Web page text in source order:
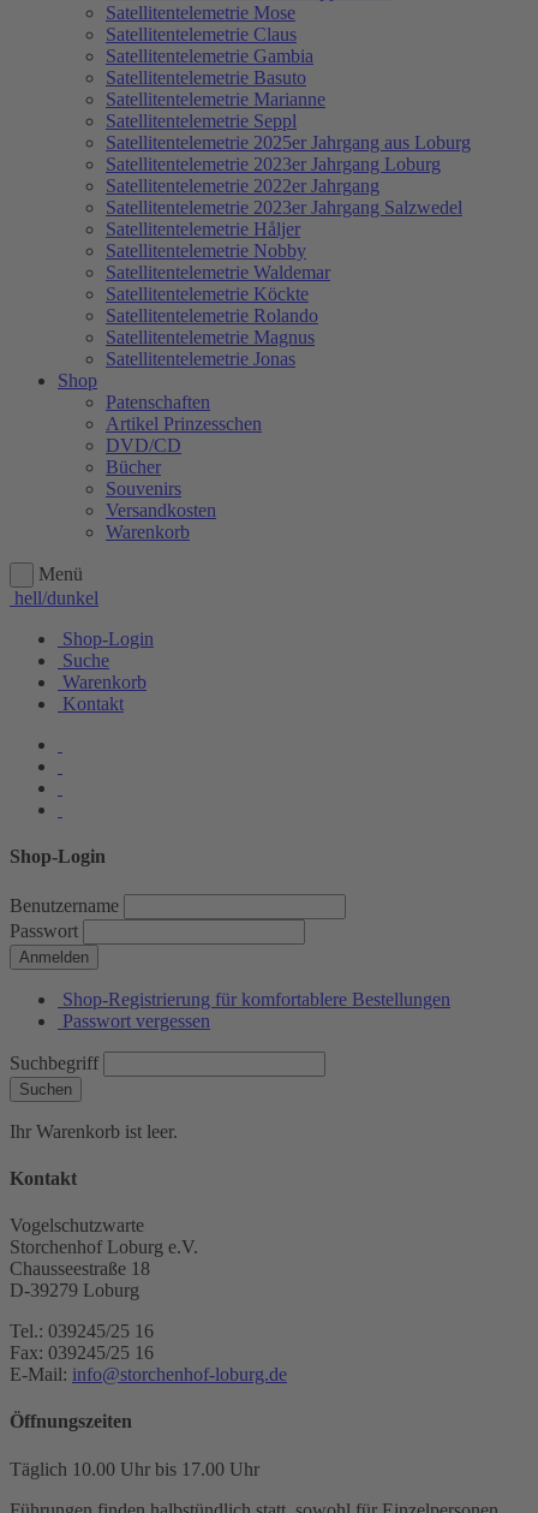
Satellitentelemetrie Mose
Satellitentelemetrie Claus
Satellitentelemetrie Gambia
Satellitentelemetrie Basuto
Satellitentelemetrie Marianne
Satellitentelemetrie Seppl
Satellitentelemetrie 2025er Jahrgang aus Loburg
Satellitentelemetrie 2023er Jahrgang Loburg
Satellitentelemetrie 2022er Jahrgang
Satellitentelemetrie 2023er Jahrgang Salzwedel
Satellitentelemetrie Håljer
Satellitentelemetrie Nobby
Satellitentelemetrie Waldemar
Satellitentelemetrie Köckte
Satellitentelemetrie Rolando
Satellitentelemetrie Magnus
Satellitentelemetrie Jonas
Shop
Patenschaften
Artikel Prinzesschen
DVD/CD
Bücher
Souvenirs
Versandkosten
Warenkorb
Menü
hell/dunkel
Shop-Login
Suche
Warenkorb
Kontakt
Shop-Login
Benutzername
Passwort
Anmelden
Shop-Registrierung für komfortablere Bestellungen
Passwort vergessen
Suchbegriff
Suchen
Ihr Warenkorb ist leer.
Kontakt
Vogelschutzwarte
Storchenhof Loburg e.V.
Chausseestraße 18
D-39279 Loburg
Tel.: 039245/25 16
Fax: 039245/25 16
E-Mail: info@storchenhof-loburg.de
Öffnungszeiten
Täglich 10.00 Uhr bis 17.00 Uhr